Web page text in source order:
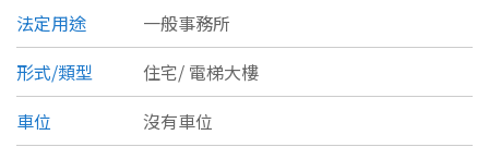
苗栗縣
台中市
別墅 透天厝
農舍 辦公
法定用途
一般事務所
形式/類型
住宅/ 電梯大樓
車位
沒有車位